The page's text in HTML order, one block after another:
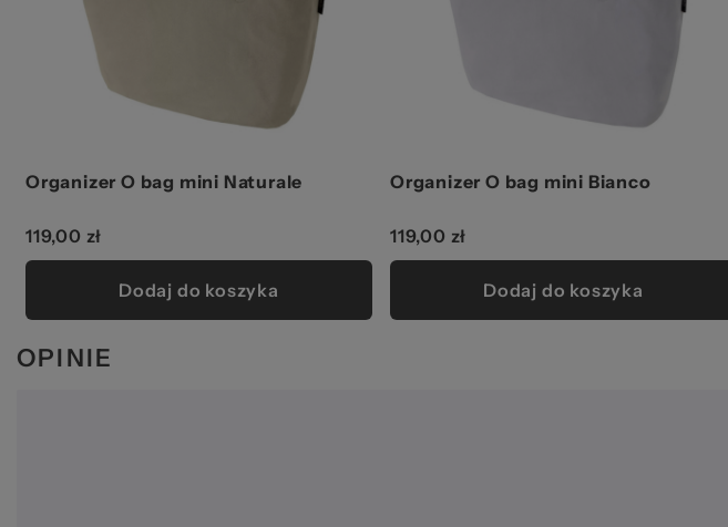
Organizer O bag mini Naturale
119,00 zł
Dodaj do koszyka
Organizer O bag mini Bianco
119,00 zł
Dodaj do koszyka
OPINIE